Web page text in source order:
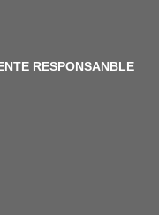
RESPONSANBLE